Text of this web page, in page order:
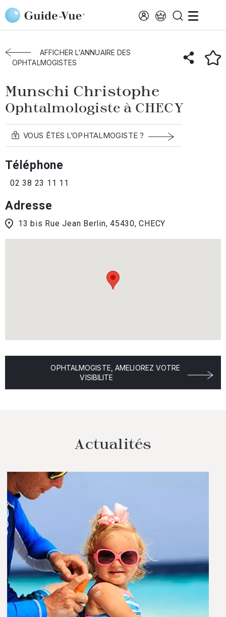
Aller au contenu principal
Accueil Annuaire des ophtalmologistes
Checy
Munschi Christophe
AFFICHER L'ANNUAIRE DES
OPHTALMOGISTES
Munschi Christophe
Ophtalmologiste à CHECY
VOUS ÊTES L’OPHTALMOGISTE ?
Téléphone
02 38 23 11 11
Adresse
13 bis Rue Jean Berlin, 45430, CHECY
OPHTALMOGISTE, AMELIOREZ VOTRE
VISIBILITE
Actualités